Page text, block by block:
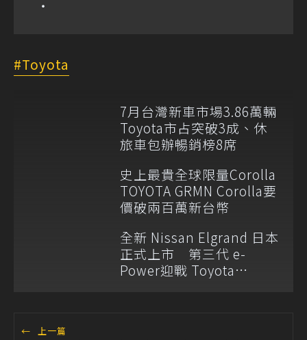
Toyota
7月台灣新車市場3.86萬輛
Toyota市占突破3成、休
旅車包辦暢銷榜8席
史上最貴全球限量Corolla
TOYOTA GRMN Corolla要
價破兩百萬新台幣
全新 Nissan Elgrand 日本
正式上市 第三代 e-
Power迎戰 Toyota
← 上一篇